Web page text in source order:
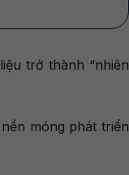
trở thành “nhiên
móng phát triển